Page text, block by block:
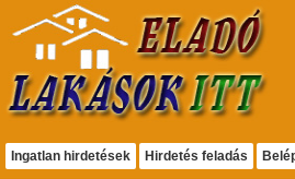
Ingatlan hirdetések Hirdetés feladás